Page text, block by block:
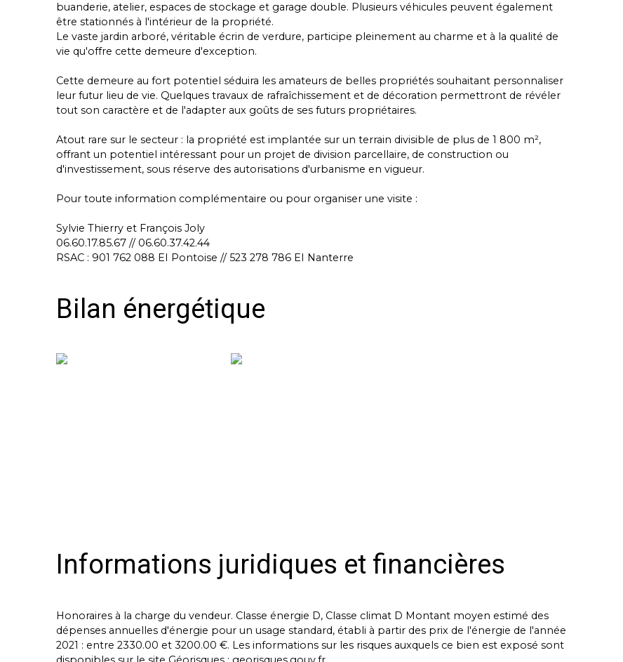
buanderie, atelier, espaces de stockage et garage double. Plusieurs véhicules peuvent également
être stationnés à l'intérieur de la propriété.
Le vaste jardin arboré, véritable écrin de verdure, participe pleinement au charme et à la qualité de
vie qu'offre cette demeure d'exception.
Cette demeure au fort potentiel séduira les amateurs de belles propriétés souhaitant personnaliser
leur futur lieu de vie. Quelques travaux de rafraîchissement et de décoration permettront de révéler
tout son caractère et de l'adapter aux goûts de ses futurs propriétaires.
Atout rare sur le secteur : la propriété est implantée sur un terrain divisible de plus de 1 800 m²,
offrant un potentiel intéressant pour un projet de division parcellaire, de construction ou
d'investissement, sous réserve des autorisations d'urbanisme en vigueur.
Pour toute information complémentaire ou pour organiser une visite :
Sylvie Thierry et François Joly
06.60.17.85.67 // 06.60.37.42.44
RSAC : 901 762 088 EI Pontoise // 523 278 786 EI Nanterre
Bilan énergétique
Informations juridiques et financières
Honoraires à la charge du vendeur. Classe énergie D, Classe climat D Montant moyen estimé des
dépenses annuelles d'énergie pour un usage standard, établi à partir des prix de l'énergie de l'année
2021 : entre 2330.00 et 3200.00 €. Les informations sur les risques auxquels ce bien est exposé sont